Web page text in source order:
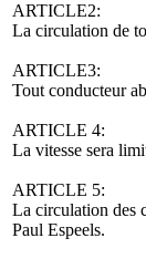
ARTICLE2:
La circulation de
ARTICLE3:
Tout conducteur
ARTICLE 4:
La vitesse sera
ARTICLE 5:
La circulation des
Paul Espeels.